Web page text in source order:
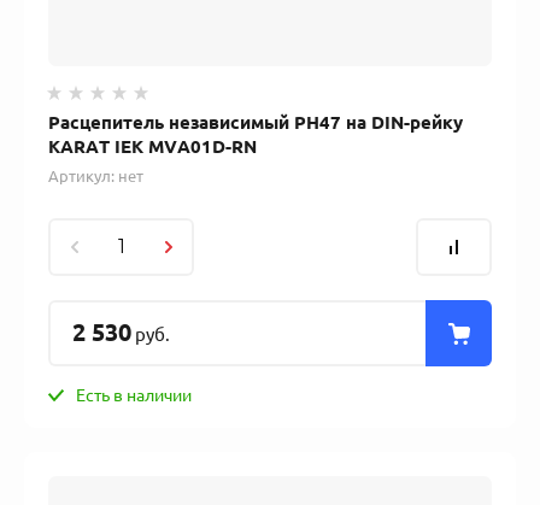
Расцепитель независимый РН47 на DIN-рейку
KARAT IEK MVA01D-RN
Артикул: нет
2 530 руб.
Есть в наличии